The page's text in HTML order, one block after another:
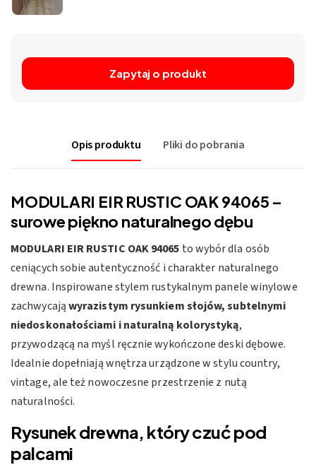
Zapytaj o produkt
Opis produktu Pliki do pobrania
MODULARI EIR RUSTIC OAK 94065 –
surowe piękno naturalnego dębu
MODULARI EIR RUSTIC OAK 94065 to wybór dla osób
ceniących sobie autentyczność i charakter naturalnego
drewna. Inspirowane stylem rustykalnym panele winylowe
zachwycająwyrazistym rysunkiem słojów, subtelnymi
niedoskonałościami i naturalną kolorystyką,
przywodzącą na myśl ręcznie wykończone deski dębowe.
Idealnie dopełniają wnętrza urządzone w stylu country,
vintage, ale też nowoczesne przestrzenie z nutą
naturalności.
Rysunek drewna, który czuć pod
palcami